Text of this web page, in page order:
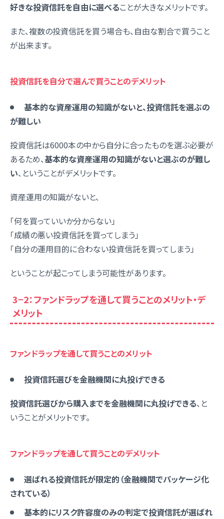
好きな投資信託を自由に選べることが大きなメリットです。
また、複数の投資信託を買う場合も、自由な割合で買うこと
が出来ます。
投資信託を自分で選んで買うことのデメリット
基本的な資産運用の知識がないと、投資信託を選ぶの
が難しい
投資信託は6000本の中から自分に合ったものを選ぶ必要が
あるため、基本的な資産運用の知識がないと選ぶのが難し
い、ということがデメリットです。
資産運用の知識がないと、
「何を買っていいか分からない」
「成績の悪い投資信託を買ってしまう」
「自分の運用目的に合わない投資信託を買ってしまう」
ということが起こってしまう可能性があります。
3−2：ファンドラップを通して買うことのメリット・デ
メリット
ファンドラップを通して買うことのメリット
投資信託選びを金融機関に丸投げできる
投資信託選びから購入までを金融機関に丸投げできる、と
いうことがメリットです。
ファンドラップを通して買うことのデメリット
選ばれる投資信託が限定的（金融機関でパッケージ化
されている）
基本的にリスク許容度のみの判定で投資信託が選ばれ